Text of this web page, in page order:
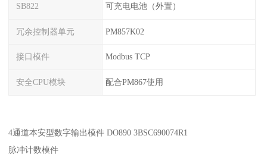
SB822 可充电电池（外置）
冗余控制器单元 PM857K02
接口模件 Modbus TCP
安全CPU模块 配合PM867使用
4通道本安型数字输出模件 DO890 3BSC690074R1
脉冲计数模件